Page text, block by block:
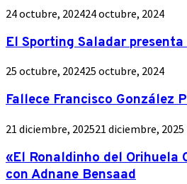
24 octubre, 202424 octubre, 2024
El Sporting Saladar presenta
25 octubre, 202425 octubre, 2024
Fallece Francisco González
21 diciembre, 202521 diciembre, 2025
«El Ronaldinho del Orihuela
con Adnane Bensaad